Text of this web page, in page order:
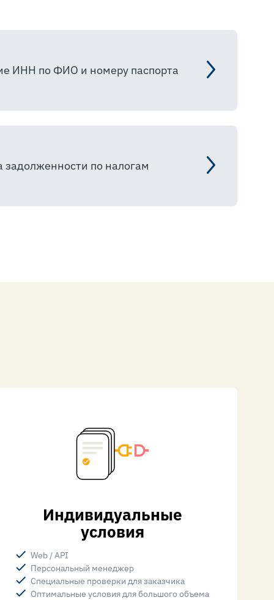
ИНН по ФИО и номеру паспорта
задолженности по налогам
Индивидуальные
условия
Web / API
Персональный менеджер
Специальные проверки для заказчика
Оптимальные условия для большого объема